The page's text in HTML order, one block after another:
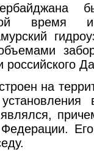
время
на